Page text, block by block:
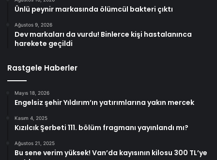
Ünlü peynir markasında ölümcül bakteri çıktı
Ağustos 9, 2026
Dev markaları da vurdu! Binlerce kişi hastalanınca
harekete geçildi
Rastgele Haberler
Mayıs 18, 2026
Engelsiz şehir Yıldırım’ın yatırımlarına yakın mercek
Kasım 4, 2025
Kızılcık Şerbeti 111. bölüm fragmanı yayınlandı mı?
Ağustos 21, 2025
Bu sene verim yüksek! Van’da kayısının kilosu 300 TL’ye